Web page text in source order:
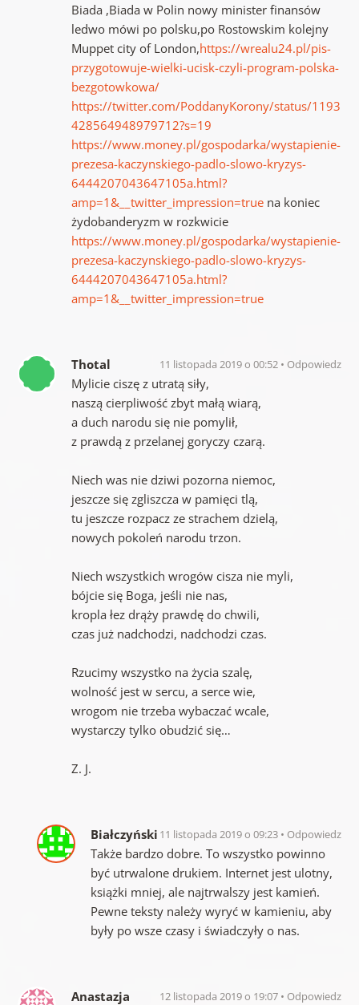
Biada ,Biada w Polin nowy minister finansów
ledwo mówi po polsku,po Rostowskim kolejny
Muppet city of London,https://wrealu24.pl/pis-
przygotowuje-wielki-ucisk-czyli-program-polska-
bezgotowkowa/
https://twitter.com/PoddanyKorony/status/1193
428564948979712?s=19
https://www.money.pl/gospodarka/wystapienie-
prezesa-kaczynskiego-padlo-slowo-kryzys-
6444207043647105a.html?
amp=1&__twitter_impression=truena koniec
żydobanderyzm w rozkwicie
https://www.money.pl/gospodarka/wystapienie-
prezesa-kaczynskiego-padlo-slowo-kryzys-
6444207043647105a.html?
amp=1&__twitter_impression=true
Thotal 11 listopada 2019 o 00:52 Odpowiedz
Mylicie ciszę z utratą siły,
naszą cierpliwość zbyt małą wiarą,
a duch narodu się nie pomylił,
z prawdą z przelanej goryczy czarą.
Niech was nie dziwi pozorna niemoc,
jeszcze się zgliszcza w pamięci tlą,
tu jeszcze rozpacz ze strachem dzielą,
nowych pokoleń narodu trzon.
Niech wszystkich wrogów cisza nie myli,
bójcie się Boga, jeśli nie nas,
kropla łez drąży prawdę do chwili,
czas już nadchodzi, nadchodzi czas.
Rzucimy wszystko na życia szalę,
wolność jest w sercu, a serce wie,
wrogom nie trzeba wybaczać wcale,
wystarczy tylko obudzić się…
Z. J.
Białczyński 11 listopada 2019 o 09:23 Odpowiedz
Także bardzo dobre. To wszystko powinno
być utrwalone drukiem. Internet jest ulotny,
książki mniej, ale najtrwalszy jest kamień.
Pewne teksty należy wyryć w kamieniu, aby
były po wsze czasy i świadczyły o nas.
Anastazja 12 listopada 2019 o 19:07 Odpowiedz